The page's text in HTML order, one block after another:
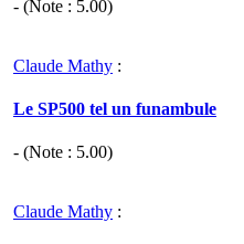
- (Note : 5.00)
Claude Mathy :
Le SP500 tel un funambule
- (Note : 5.00)
Claude Mathy :